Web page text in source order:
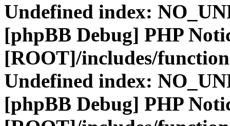
Undefined index:
[phpBB Debug] PHP
[ROOT]/includes/
Undefined index:
[phpBB Debug] PHP